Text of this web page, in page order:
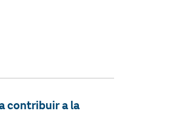
contribuir a la